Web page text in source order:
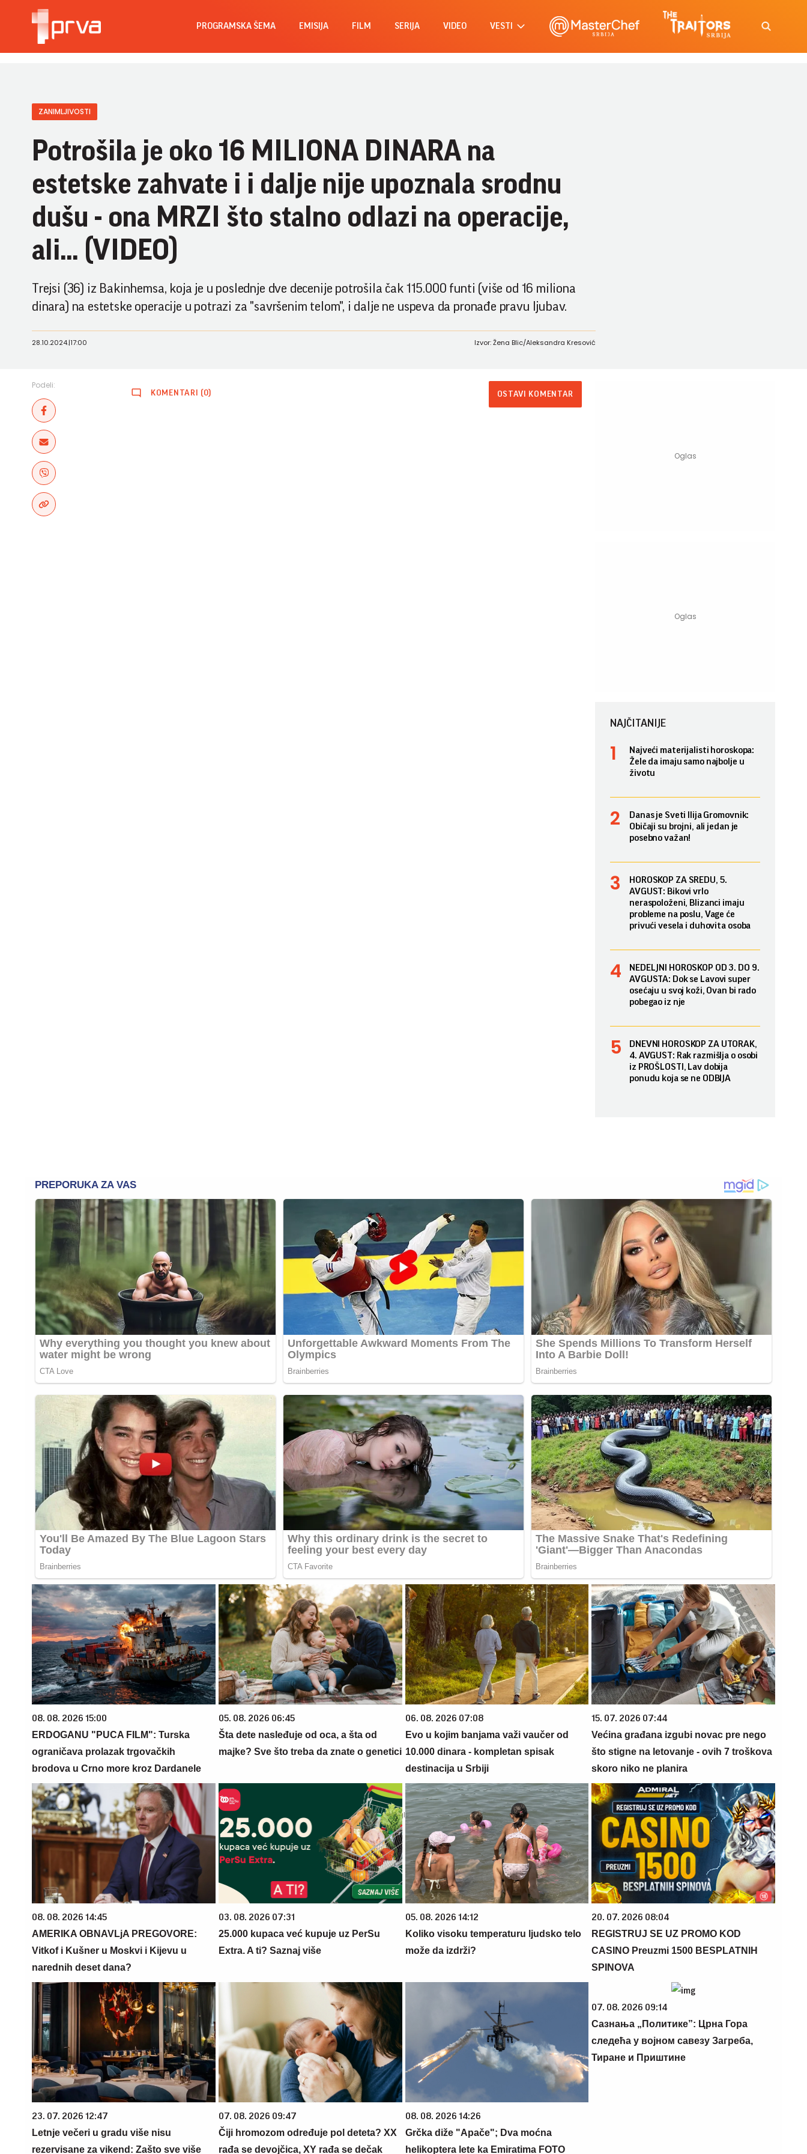
PROGRAMSKA ŠEMA EMISIJA FILM SERIJA VIDEO VESTI
ZANIMLJIVOSTI
Potrošila je oko 16 MILIONA DINARA na
estetske zahvate i i dalje nije upoznala srodnu
dušu - ona MRZI što stalno odlazi na operacije,
ali... (VIDEO)
Trejsi (36) iz Bakinhemsa, koja je u poslednje dve decenije potrošila čak 115.000 funti (više od 16 miliona
dinara) na estetske operacije u potrazi za "savršenim telom", i dalje ne uspeva da pronađe pravu ljubav.
28.10.2024.|17:00 Izvor: Žena Blic/Aleksandra Kresović
Podeli:
KOMENTARI (0) OSTAVI KOMENTAR
NAJČITANIJE
Najveći materijalisti horoskopa:
Žele da imaju samo najbolje u
životu
Danas je Sveti Ilija Gromovnik:
Običaji su brojni, ali jedan je
posebno važan!
HOROSKOP ZA SREDU, 5.
AVGUST: Bikovi vrlo
neraspoloženi, Blizanci imaju
probleme na poslu, Vage će
privući vesela i duhovita osoba
NEDELJNI HOROSKOP OD 3. DO 9.
AVGUSTA: Dok se Lavovi super
osećaju u svoj koži, Ovan bi rado
pobegao iz nje
DNEVNI HOROSKOP ZA UTORAK,
4. AVGUST: Rak razmišlja o osobi
iz PROŠLOSTI, Lav dobija
ponudu koja se ne ODBIJA
08. 08. 2026 15:00
ERDOGANU "PUCA FILM": Turska
ograničava prolazak trgovačkih
brodova u Crno more kroz Dardanele
05. 08. 2026 06:45
Šta dete nasleđuje od oca, a šta od
majke? Sve što treba da znate o genetici
06. 08. 2026 07:08
Evo u kojim banjama važi vaučer od
10.000 dinara - kompletan spisak
destinacija u Srbiji
15. 07. 2026 07:44
Većina građana izgubi novac pre nego
što stigne na letovanje - ovih 7 troškova
skoro niko ne planira
08. 08. 2026 14:45
AMERIKA OBNAVLjA PREGOVORE:
Vitkof i Kušner u Moskvi i Kijevu u
narednih deset dana?
03. 08. 2026 07:31
25.000 kupaca već kupuje uz PerSu
Extra. A ti? Saznaj više
05. 08. 2026 14:12
Koliko visoku temperaturu ljudsko telo
može da izdrži?
20. 07. 2026 08:04
REGISTRUJ SE UZ PROMO KOD
CASINO Preuzmi 1500 BESPLATNIH
SPINOVA
23. 07. 2026 12:47
Letnje večeri u gradu više nisu
rezervisane za vikend: Zašto sve više
07. 08. 2026 09:47
Čiji hromozom određuje pol deteta? XX
rađa se devojčica, XY rađa se dečak
08. 08. 2026 14:26
Grčka diže "Apače"; Dva moćna
helikoptera lete ka Emiratima FOTO
07. 08. 2026 09:14
Сазнања „Политике”: Црна Гора
следећа у војном савезу Загреба,
Тиране и Приштине